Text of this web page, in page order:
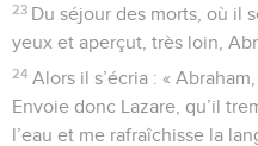
23 Du séjour des morts, où il
yeux et aperçut, très loin,
24 Alors il s’écria : «
Envoie donc Lazare, qu’il
l’eau et me rafraîchisse la